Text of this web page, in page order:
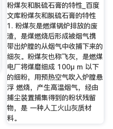
粉煤灰和脱硫石膏的特性_百度
文库粉煤灰和脱硫石膏的特性
1. 粉煤灰是燃煤锅炉排放的废
渣，是煤燃烧后形成被烟气携
带出炉膛的从烟气中收捕下来的
细灰。粉煤灰也称飞灰，是燃煤
电厂将煤磨细成 100μ m 以下
的细粉，用预热空气吹入炉膛悬
浮 燃烧，产生高温烟气，经由
捕尘装置捕集得到的粉状残留
物，是 一种人工火山灰质材
料。